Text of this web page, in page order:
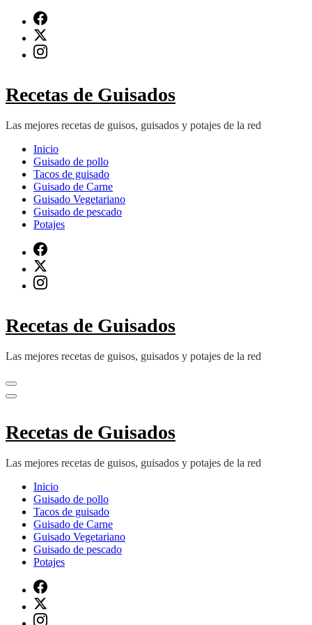
contenido
(presiona
Recetas de Guisados
Las mejores recetas de guisos, guisados y potajes de la red
Inicio
Guisado de pollo
Tacos de guisado
Guisado de Carne
Guisado Vegetariano
Guisado de pescado
Potajes
Recetas de Guisados
Las mejores recetas de guisos, guisados y potajes de la red
Recetas de Guisados
Las mejores recetas de guisos, guisados y potajes de la red
Inicio
Guisado de pollo
Tacos de guisado
Guisado de Carne
Guisado Vegetariano
Guisado de pescado
Potajes